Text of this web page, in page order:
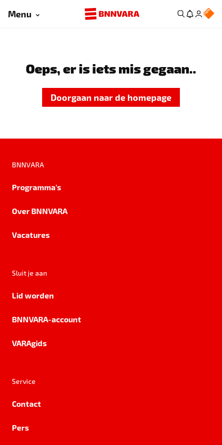
Menu
Oeps, er is iets mis gegaan..
Doorgaan naar de homepage
BNNVARA
Programma's
Over BNNVARA
Vacatures
Sluit je aan
Lid worden
BNNVARA-account
VARAgids
Service
Contact
Pers